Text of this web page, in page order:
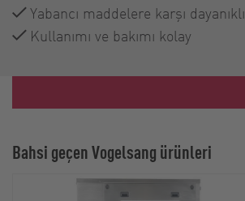
Yabancı maddelere karşı dayanıklı
Kullanımı ve bakımı kolay
Bahsi geçen Vogelsang ürünleri